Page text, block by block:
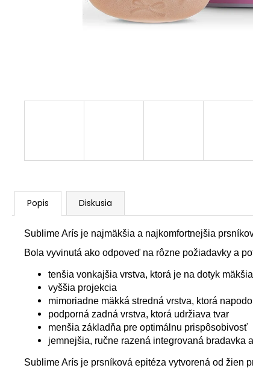
Popis Diskusia
Sublime Arís je najmäkšia a najkomfortnejšia
Bola vyvinutá ako odpoveď na rôzne požiadavky a
tenšia vonkajšia vrstva, ktorá je na dotyk
vyššia projekcia
mimoriadne mäkká stredná vrstva, ktorá
podporná zadná vrstva, ktorá udržiava tvar
menšia základňa pre optimálnu prispôsobivosť
jemnejšia, ručne razená integrovaná bradavka
Sublime Arís je prsníková epitéza vytvorená od žien